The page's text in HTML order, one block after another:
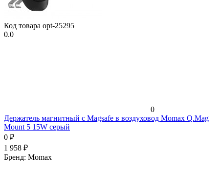
Код товара opt-25295
0.0
0
Держатель магнитный c Magsafe в воздуховод Momax Q.Mag
Mount 5 15W серый
0 ₽
1 958 ₽
Бренд: Momax